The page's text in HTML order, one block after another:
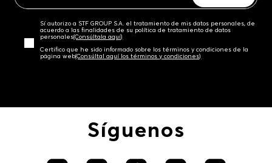
Sí autorizo a STF GROUP S.A. el tratamiento de mis datos personales, de
acuerdo a las finalidades de su política de tratamiento de datos
personales‎(Consúltala aquí)
Certifico que he sido informado sobre los términos y condiciones de la
página web‎(Consúltal aquí los términos y condiciones)
Síguenos